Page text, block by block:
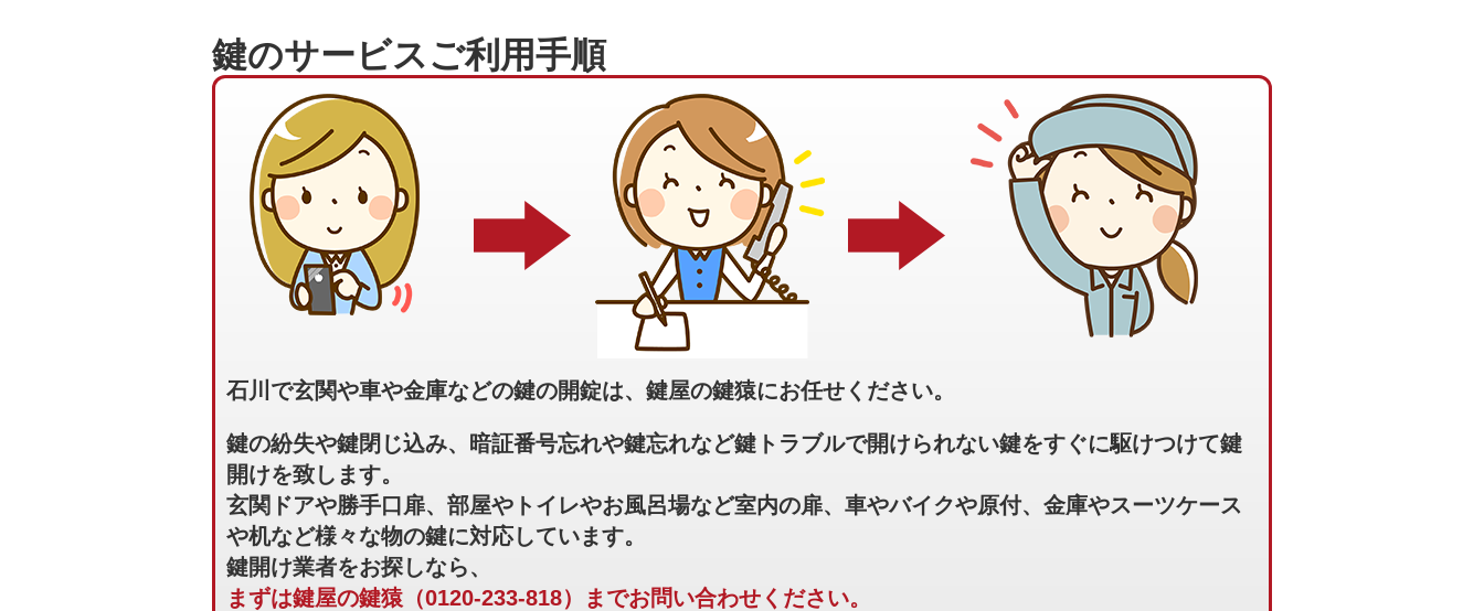
鍵のサービスご利用手順
石川で玄関や車や金庫などの鍵の開錠は、鍵屋の鍵猿にお任せください。
鍵の紛失や鍵閉じ込み、暗証番号忘れや鍵忘れなど鍵トラブルで開けられない鍵をすぐに駆けつけて鍵
開けを致します。
玄関ドアや勝手口扉、部屋やトイレやお風呂場など室内の扉、車やバイクや原付、金庫やスーツケース
や机など様々な物の鍵に対応しています。
鍵開け業者をお探しなら、
まずは鍵屋の鍵猿（0120-233-818）までお問い合わせください。